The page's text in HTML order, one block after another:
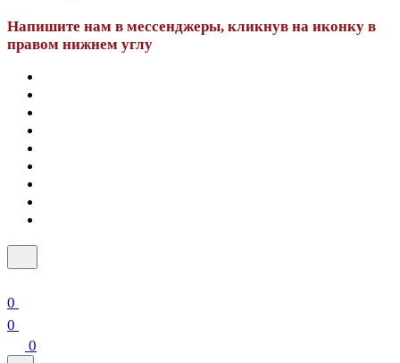
Напишите нам в мессенджеры, кликнув на иконку в
правом нижнем углу
0
0
0